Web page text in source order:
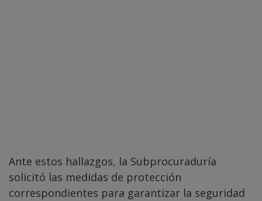
Ante estos hallazgos, la Subprocuraduría
solicitó las medidas de protección
correspondientes para garantizar la seguridad